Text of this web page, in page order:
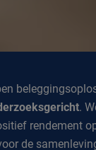
.
rendement
de